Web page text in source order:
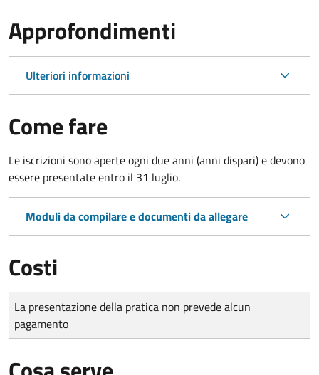
Approfondimenti
Ulteriori informazioni
Come fare
Le iscrizioni sono aperte ogni due anni (anni dispari) e devono
essere presentate entro il 31 luglio.
Moduli da compilare e documenti da allegare
Costi
Tipo di pagamento
Importo
La presentazione della pratica non prevede alcun
pagamento